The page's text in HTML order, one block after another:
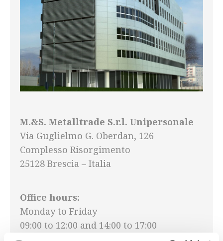
M.&S. Metalltrade S.r.l. Unipersonale
Via Guglielmo G. Oberdan, 126
Complesso Risorgimento
25128 Brescia – Italia
Office hours:
Monday to Friday
09:00 to 12:00 and 14:00 to 17:00